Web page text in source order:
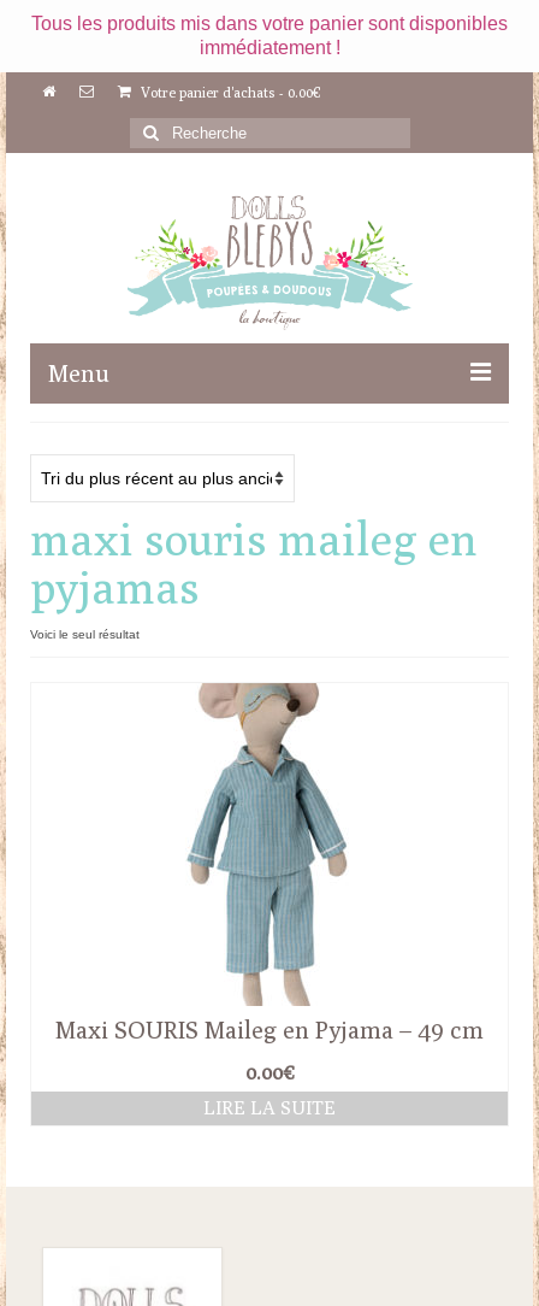
Tous les produits mis dans votre panier sont disponibles
immédiatement !
Votre panier d'achats - 0.00€
Rechercher
:
Menu
Maileg
Poupées
Doudous
Mobilier & Accessoires
maxi souris maileg en
pyjamas
Voici le seul résultat
Maxi SOURIS Maileg en Pyjama – 49 cm
0.00€
LIRE LA SUITE